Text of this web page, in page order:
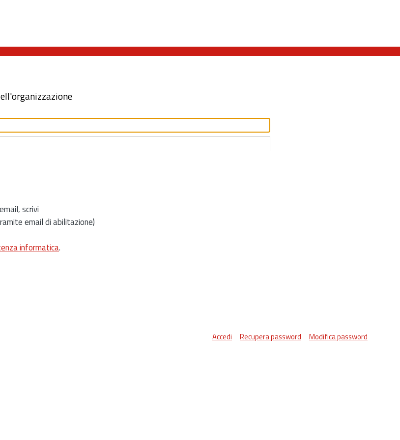
scrivi
email di abilitazione)
informatica.
Accedi Recupera password Modifica password